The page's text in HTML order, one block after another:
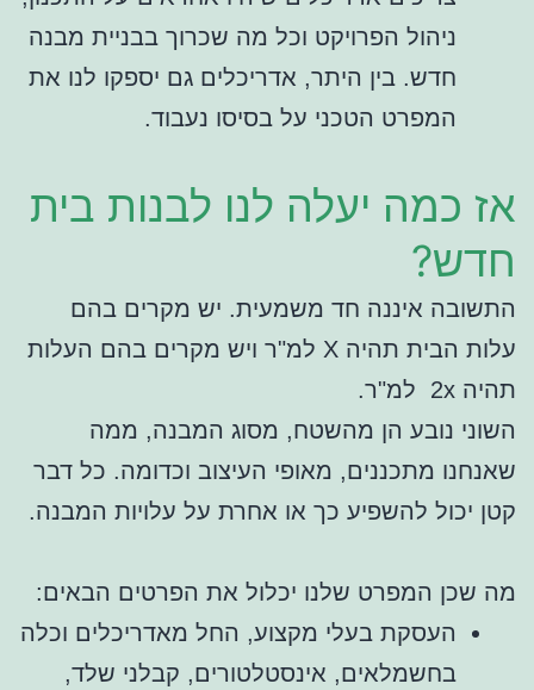
ניהול הפרויקט וכל מה שכרוך בבניית מבנה
חדש. בין היתר, אדריכלים גם יספקו לנו את
המפרט הטכני על בסיסו נעבוד.
אז כמה יעלה לנו לבנות בית
חדש?
התשובה איננה חד משמעית. יש מקרים בהם
עלות הבית תהיה X למ"ר ויש מקרים בהם העלות
תהיה 2x למ"ר.
השוני נובע הן מהשטח, מסוג המבנה, ממה
שאנחנו מתכננים, מאופי העיצוב וכדומה. כל דבר
קטן יכול להשפיע כך או אחרת על עלויות המבנה.
מה שכן המפרט שלנו יכלול את הפרטים הבאים:
העסקת בעלי מקצוע, החל מאדריכלים וכלה
בחשמלאים, אינסטלטורים, קבלני שלד,